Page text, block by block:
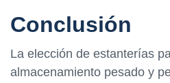
Conclusión
La elección de estanterías
almacenamiento pesado y